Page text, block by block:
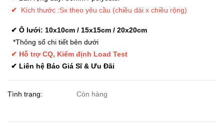
✔
Kích thước :Sx theo yêu cầu (chiều dài x chiều rộng)
✔ Ô lưới: 10x10cm / 15x15cm / 20x20cm
*Thông số chi tiết bên dưới
✔ Hỗ trợ CQ, Kiểm định Load Test
✔ Liên hệ Báo Giá Sĩ & Ưu Đãi
Tình trạng: Còn hàng